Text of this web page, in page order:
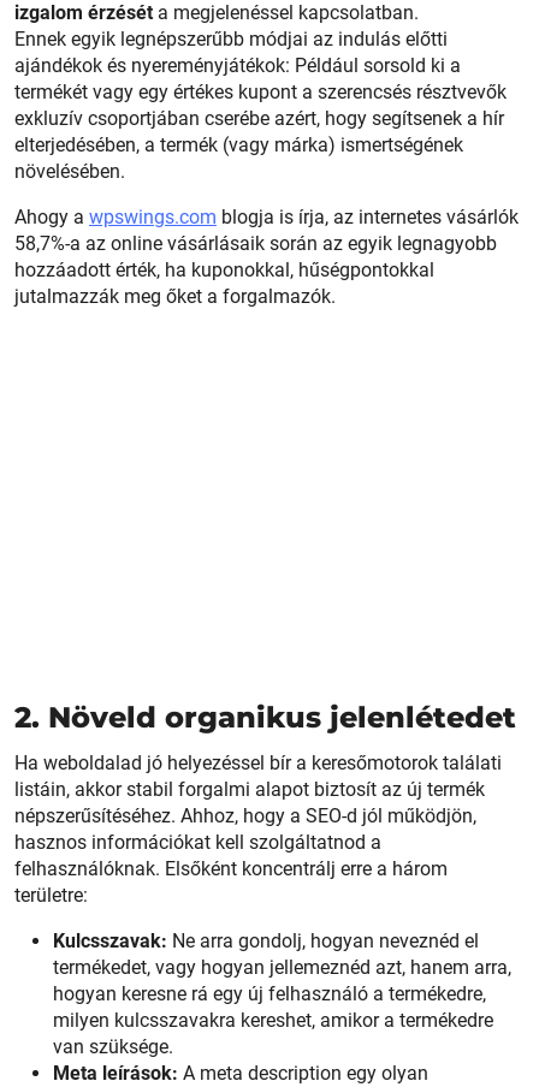
izgalom érzését a megjelenéssel kapcsolatban.
Ennek egyik legnépszerűbb módjai az indulás előtti
ajándékok és nyereményjátékok: Például sorsold ki a
termékét vagy egy értékes kupont a szerencsés résztvevők
exkluzív csoportjában cserébe azért, hogy segítsenek a hír
elterjedésében, a termék (vagy márka) ismertségének
növelésében.
Ahogy a wpswings.com blogja is írja, az internetes vásárlók
58,7%-a az online vásárlásaik során az egyik legnagyobb
hozzáadott érték, ha kuponokkal, hűségpontokkal
jutalmazzák meg őket a forgalmazók.
2. Növeld organikus jelenlétedet
Ha weboldalad jó helyezéssel bír a keresőmotorok találati
listáin, akkor stabil forgalmi alapot biztosít az új termék
népszerűsítéséhez. Ahhoz, hogy a SEO-d jól működjön,
hasznos információkat kell szolgáltatnod a
felhasználóknak. Elsőként koncentrálj erre a három
területre:
Kulcsszavak: Ne arra gondolj, hogyan neveznéd el
termékedet, vagy hogyan jellemeznéd azt, hanem arra,
hogyan keresne rá egy új felhasználó a termékedre,
milyen kulcsszavakra kereshet, amikor a termékedre
van szüksége.
Meta leírások: A meta description egy olyan